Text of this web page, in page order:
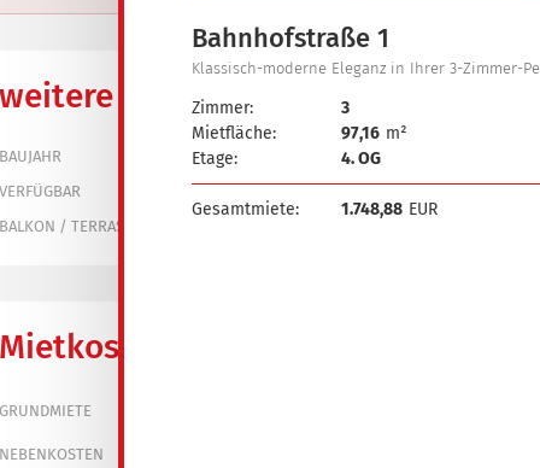
weitere Informationen
BAUJAHR 1979
VERFÜGBAR bereits vermietet
BALKON / TERRASSE
Mietkosten
GRUNDMIETE
NEBENKOSTEN
Bahnhofstraße 1
Klassisch-moderne Eleganz in Ihrer 3-Zimmer-
Zimmer:
3
Mietfläche:
97,16 m²
Etage:
4. OG
Gesamtmiete: 1.748,88 EUR